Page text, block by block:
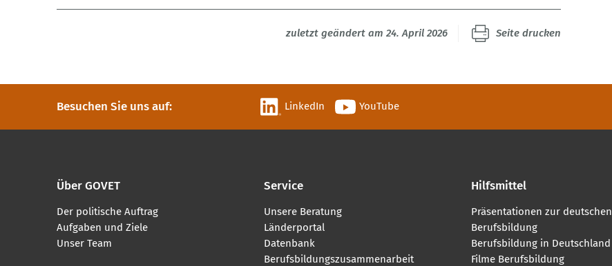
zuletzt geändert am 24. April 2026 Seite drucken
Besuchen Sie uns auf: LinkedIn YouTube
Über GOVET
Der politische Auftrag
Aufgaben und Ziele
Unser Team
Service
Unsere Beratung
Länderportal
Datenbank
Berufsbildungszusammenarbeit
Hilfsmittel
Präsentationen zur deutschen
Berufsbildung
Berufsbildung in Deutschland
Filme Berufsbildung